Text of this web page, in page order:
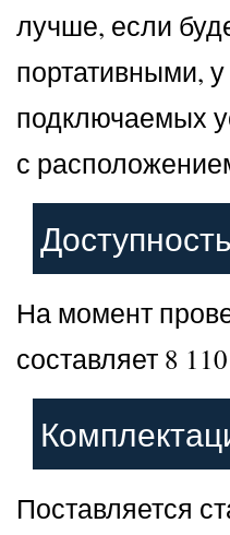
лучше, если
портативными,
подключаемых
с
На момент
составляет 8
Поставляется